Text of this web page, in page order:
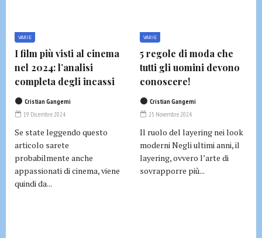
VARIE
I film più visti al cinema
nel 2024: l’analisi
completa degli incassi
Cristian Gangemi
19 Dicembre 2024
Se state leggendo questo
articolo sarete
probabilmente anche
appassionati di cinema, viene
quindi da...
VARIE
5 regole di moda che
tutti gli uomini devono
conoscere!
Cristian Gangemi
25 Novembre 2024
Il ruolo del layering nei look
moderni Negli ultimi anni, il
layering, ovvero l’arte di
sovrapporre più...